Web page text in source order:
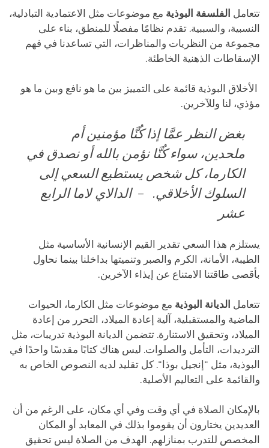
تتعامل الفلسفة البوذية مع موضوعات مثل الاعتمادية التبادلية،
النسبية، والسببية. تقدم نظامًا مفصلًا للمنطق، بناء على
مجموعة من النظريات والمناظرات، التي تساعدنا في فهم
الإسقاطات الذهنية الخاطئة.
الأخلاق البوذية قائمة على التمييز بين ما هو نافع وبين ما هو
مؤذي، لنا وللآخرين.
بغض النظر عمَّا إذا كُنَّا مؤمنين أم
ملحدين، سواء كُنَّا نؤمن بالله أو نصدق في
الكارما، كل شخص يستطيع السعي إلى
السلوك الأخلاقي. – الدالاي لاما الرابع
عشر
يستلزم هذا السعي تقدير القيم الإنسانية الأساسية مثل
الطيبة، الأمانة، الكرم والصبر وتنميتها بداخلنا بينما نحاول
بأقصى طاقتنا اﻻمتناع عن إيذاء الآخرين.
تتعامل الديانة البوذية مع موضوعات مثل الكارما، الحيوات
الماضية والمستقبلية، آلية إعادة الميلاد، التحرر من إعادة
الميلاد، وتحقيق الاستنارة. تتضمن الديانة البوذية تدريبات، مثل
الترديدات، التأمل والصلوات. ليس هناك كتابًا مقدسًا واحدًا في
البوذية، مثل "إنجيل بوذا". كل تقليد لديه النصوص الخاص به
والقائمة على التعاليم الأصلية.
بالإمكان الصلاة في أي وقت وفي أي مكان، على الرغم من أن
العديدين يختارون أن يقوموا بذلك في المعابد أو المكان
المخصص للتدرب بمنازلهم. الهدف من الصلاة ليس تحقيق